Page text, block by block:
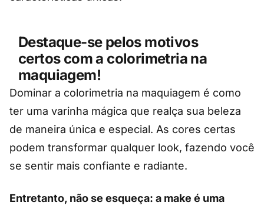
Destaque-se pelos motivos
certos com a colorimetria na
maquiagem!
Dominar a colorimetria na maquiagem é como
ter uma varinha mágica que realça sua beleza
de maneira única e especial. As cores certas
podem transformar qualquer look, fazendo você
se sentir mais confiante e radiante.
Entretanto, não se esqueça: a make é uma